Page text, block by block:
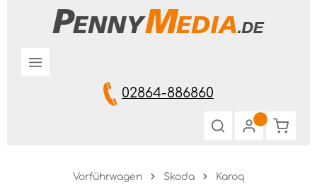
Zum Hauptinhalt springen
02864-886860
Vorführwagen Skoda Karoq